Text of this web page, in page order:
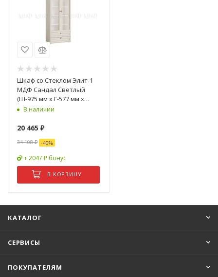
Шкаф со Стеклом Элит-1
МДФ Сандал Светлый
(Ш-975 мм x Г-577 мм х
В-2185 мм)
В наличии
20 465 ₽
34 108₽ -40%
+ 2047 ₽ бонус
В КОРЗИНУ
КАТАЛОГ
СЕРВИСЫ
ПОКУПАТЕЛЯМ